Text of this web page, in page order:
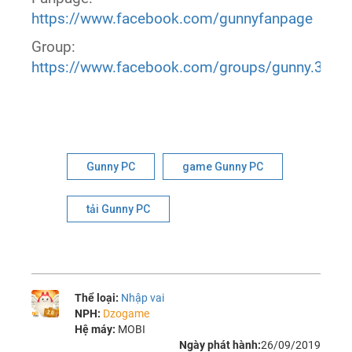
https://www.facebook.com/gunnyfanpage
Group:
https://www.facebook.com/groups/
Gunny PC game Gunny PC
tải Gunny PC
Thể loại: Nhập vai
NPH: Dzogame
Hệ máy: MOBI
Ngày phát hành:26/09/2019